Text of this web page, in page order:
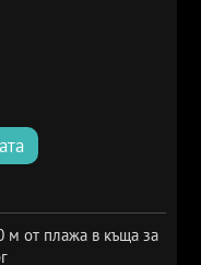
м от плажа в къща за